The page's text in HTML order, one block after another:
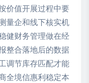
价值开展过程中要
量企和线下核实机
健财务管理做在经
整合落地后的数据
调节库存匹配才能
全境信惠利稳定本